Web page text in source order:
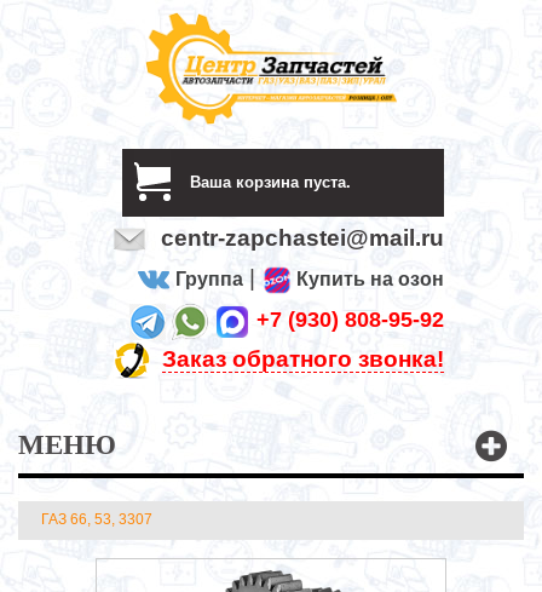
Ваша корзина пуста.
centr-zapchastei@mail.ru
Группа Купить на озон
+7 (930) 808-95-92
Заказ обратного звонка!
МЕНЮ
ГАЗ 66, 53, 3307